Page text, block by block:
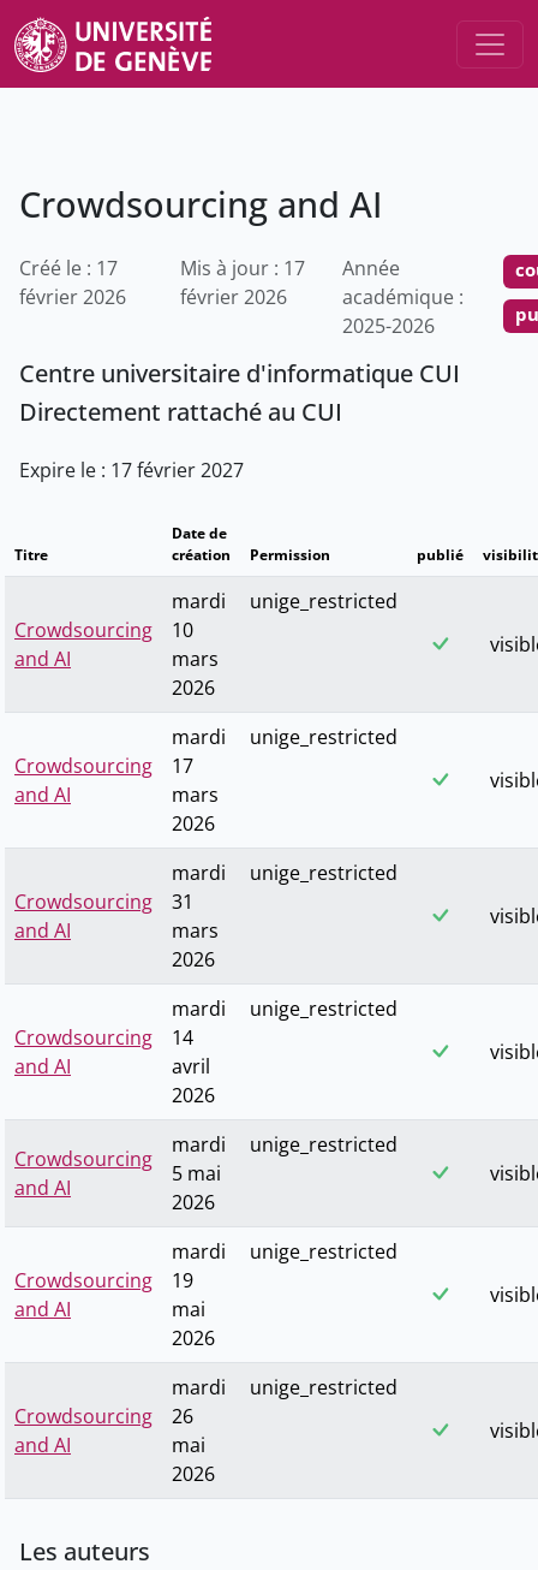
Crowdsourcing and AI
Créé le : 17
février 2026
Mis à jour : 17
février 2026
Année
académique :
2025-2026
Centre universitaire d'informatique CUI
Directement rattaché au CUI
Expire le : 17 février 2027
Titre
Date de
création
Permission publié
Crowdsourcing
and AI
mardi
10
mars
2026
unige_restricted
Crowdsourcing
and AI
mardi
17
mars
2026
unige_restricted
Crowdsourcing
and AI
mardi
31
mars
2026
unige_restricted
Crowdsourcing
and AI
mardi
14
avril
2026
unige_restricted
Crowdsourcing
and AI
mardi
5 mai
2026
unige_restricted
Crowdsourcing
and AI
mardi
19
mai
2026
unige_restricted
Crowdsourcing
and AI
mardi
26
mai
2026
unige_restricted
Les auteurs